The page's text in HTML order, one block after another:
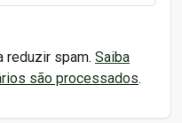
reduzir spam. Saiba
são processados.